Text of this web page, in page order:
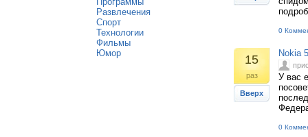
Развлечения
Спорт
Технологии
Фильмы
Юмор
0
15
раз
Вверх
Nokia
У вас
0